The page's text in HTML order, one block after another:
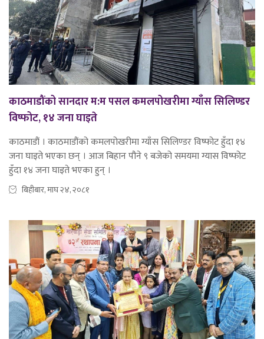
काठमाडौंको सानदार म:म पसल कमलपोखरीमा ग्याँस सिलिण्डर
विष्फोट, १४ जना घाइते
काठमाडौं । काठमाडौंको कमलपोखरीमा ग्याँस सिलिण्डर विष्फोट हुँदा १४
जना घाइते भएका छन् । आज बिहान पौने ९ बजेको समयमा ग्यास विष्फोट
हुँदा १४ जना घाइते भएका हुन् ।
बिहीबार, माघ २४, २०८१